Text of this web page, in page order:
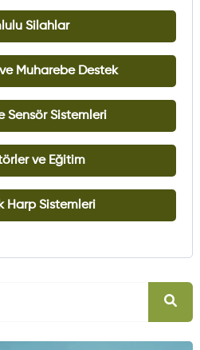
Silahlar
Muharebe Destek
Sensör Sistemleri
ve Eğitim
Harp Sistemleri